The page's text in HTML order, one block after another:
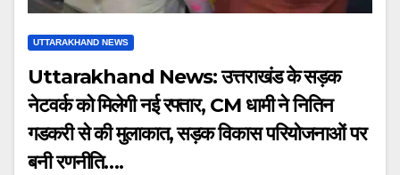
UTTARAKHAND NEWS
Uttarakhand News: उत्तराखंड के सड़क
नेटवर्क को मिलेगी नई रफ्तार, CM धामी ने नितिन
गडकरी से की मुलाकात, सड़क विकास परियोजनाओं पर
बनी रणनीति….